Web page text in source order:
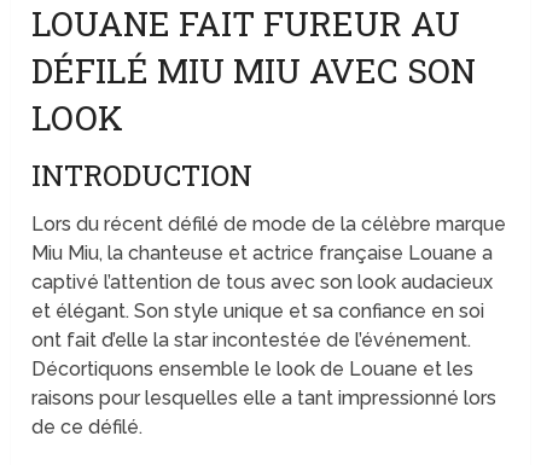
LOUANE FAIT FUREUR AU
DÉFILÉ MIU MIU AVEC SON
LOOK
INTRODUCTION
Lors du récent défilé de mode de la célèbre marque
Miu Miu, la chanteuse et actrice française Louane a
captivé l’attention de tous avec son look audacieux
et élégant. Son style unique et sa confiance en soi
ont fait d’elle la star incontestée de l’événement.
Décortiquons ensemble le look de Louane et les
raisons pour lesquelles elle a tant impressionné lors
de ce défilé.